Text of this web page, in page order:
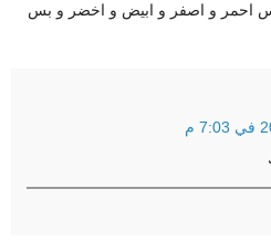
احمر و اصفر و ابيض و اخضر و بس